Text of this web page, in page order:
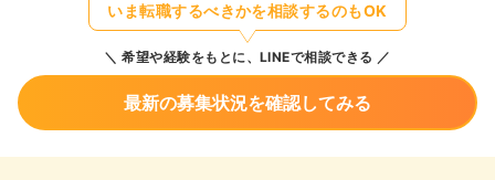
いま転職するべきかを相談するのもOK
希望や経験をもとに、LINEで相談できる
最新の募集状況を確認してみる